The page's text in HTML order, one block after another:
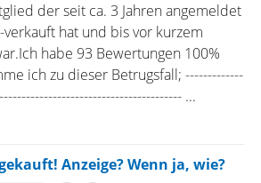
der seit ca. 3 Jahren angemeldet
hat und bis vor kurzem
habe 93 Bewertungen 100%
ich zu dieser Betrugsfall; -------------
...
Anzeige? Wenn ja, wie?